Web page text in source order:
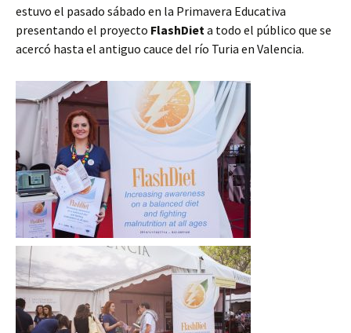
estuvo el pasado sábado en la Primavera Educativa
presentando el proyecto FlashDieta todo el público que se
acercó hasta el antiguo cauce del río Turia en Valencia.